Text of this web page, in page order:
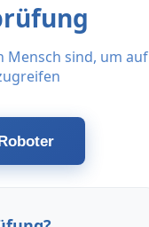
Mensch sind, um auf